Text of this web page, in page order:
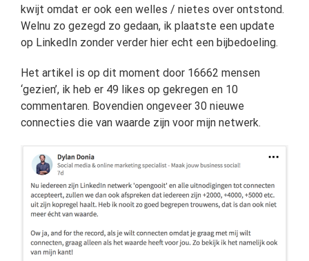
kwijt omdat er ook een welles / nietes over ontstond.
Welnu zo gezegd zo gedaan, ik plaatste een update
op LinkedIn zonder verder hier echt een bijbedoeling.
Het artikel is op dit moment door 16662 mensen
‘gezien’, ik heb er 49 likes op gekregen en 10
commentaren. Bovendien ongeveer 30 nieuwe
connecties die van waarde zijn voor mijn netwerk.